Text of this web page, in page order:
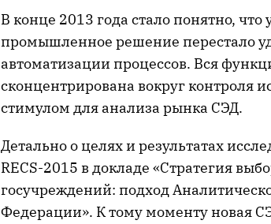
В конце 2013 года стало понятно,
промышленное решение перестало
автоматизации процессов. Вся
сконцентрирована вокруг контроля
стимулом для анализа рынка СЭД.
Детально о целях и результатах
RECS-2015 в докладе «Стратегия
госучреждений: подход
Федерации». К тому моменту новая